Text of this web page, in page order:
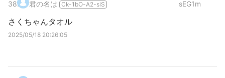
38. 君の名は Ck-1bO-A2-siS sEG1m
さくちゃんタオル
2025/05/18 20:26:05